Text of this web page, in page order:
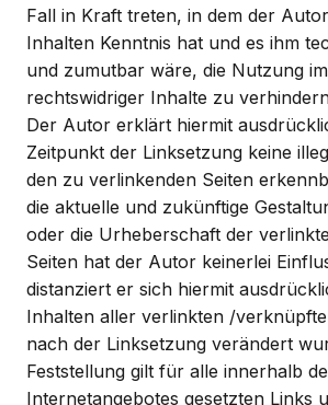
Fall in Kraft treten, in dem der
Inhalten Kenntnis hat und es ihm
und zumutbar wäre, die Nutzung
rechtswidriger Inhalte zu
Der Autor erklärt hiermit
Zeitpunkt der Linksetzung keine
den zu verlinkenden Seiten
die aktuelle und zukünftige
oder die Urheberschaft der
Seiten hat der Autor keinerlei
distanziert er sich hiermit
Inhalten aller verlinkten /
nach der Linksetzung verändert
Feststellung gilt für alle innerhalb
Internetangebotes gesetzten Links